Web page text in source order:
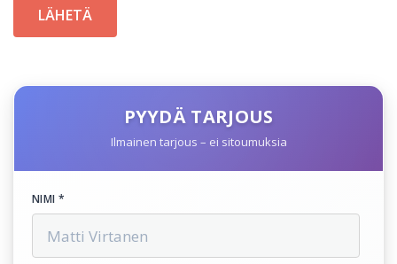
PYYDÄ TARJOUS
Ilmainen tarjous – ei sitoumuksia
NIMI *